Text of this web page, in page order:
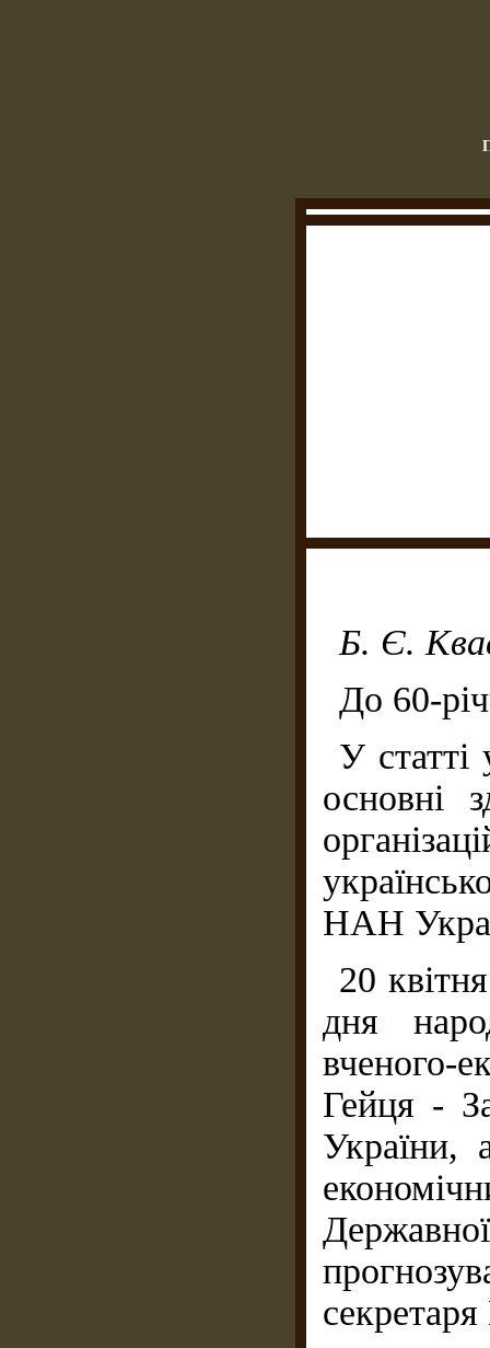
Б. Є.
До 60-
У статті
основні
НАН
20
дня
вченого-
Гейця -
України,